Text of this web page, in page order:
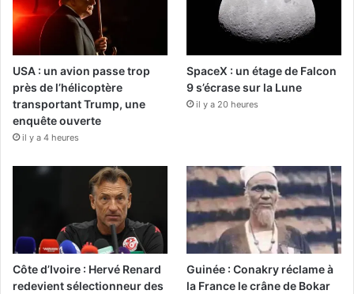
USA : un avion passe trop
près de l’hélicoptère
transportant Trump, une
enquête ouverte
il y a 4 heures
SpaceX : un étage de Falcon
9 s’écrase sur la Lune
il y a 20 heures
Côte d’Ivoire : Hervé Renard
redevient sélectionneur des
Guinée : Conakry réclame à
la France le crâne de Bokar